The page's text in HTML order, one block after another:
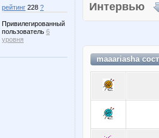
рейтинг 228 ?
Привилегированный
пользователь 6
уровня
Интервью
maaariasha